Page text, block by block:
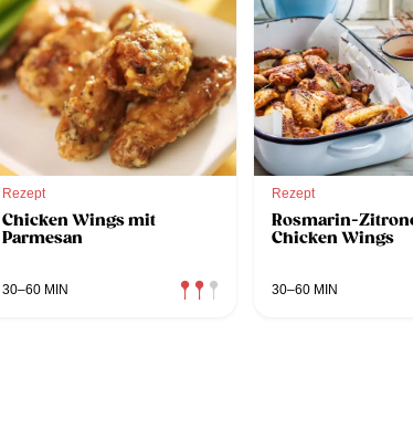
Rezept
Chicken Wings mit
Parmesan
30–60 MIN
Rezept
Rosmarin-
Chicken Wings
30–60 MIN